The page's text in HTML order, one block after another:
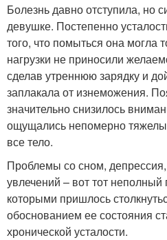
Болезнь давно отступила, но
девушке. Постепенно
того, что помыться она могла
нагрузки не приносили
сделав утреннюю зарядку и
заплакала от изнеможения.
значительно снизилось
ощущались непомерно
все тело.
Проблемы со сном,
увлечений – вот тот
которыми пришлось
обоснованием ее состояния
хронической усталости.